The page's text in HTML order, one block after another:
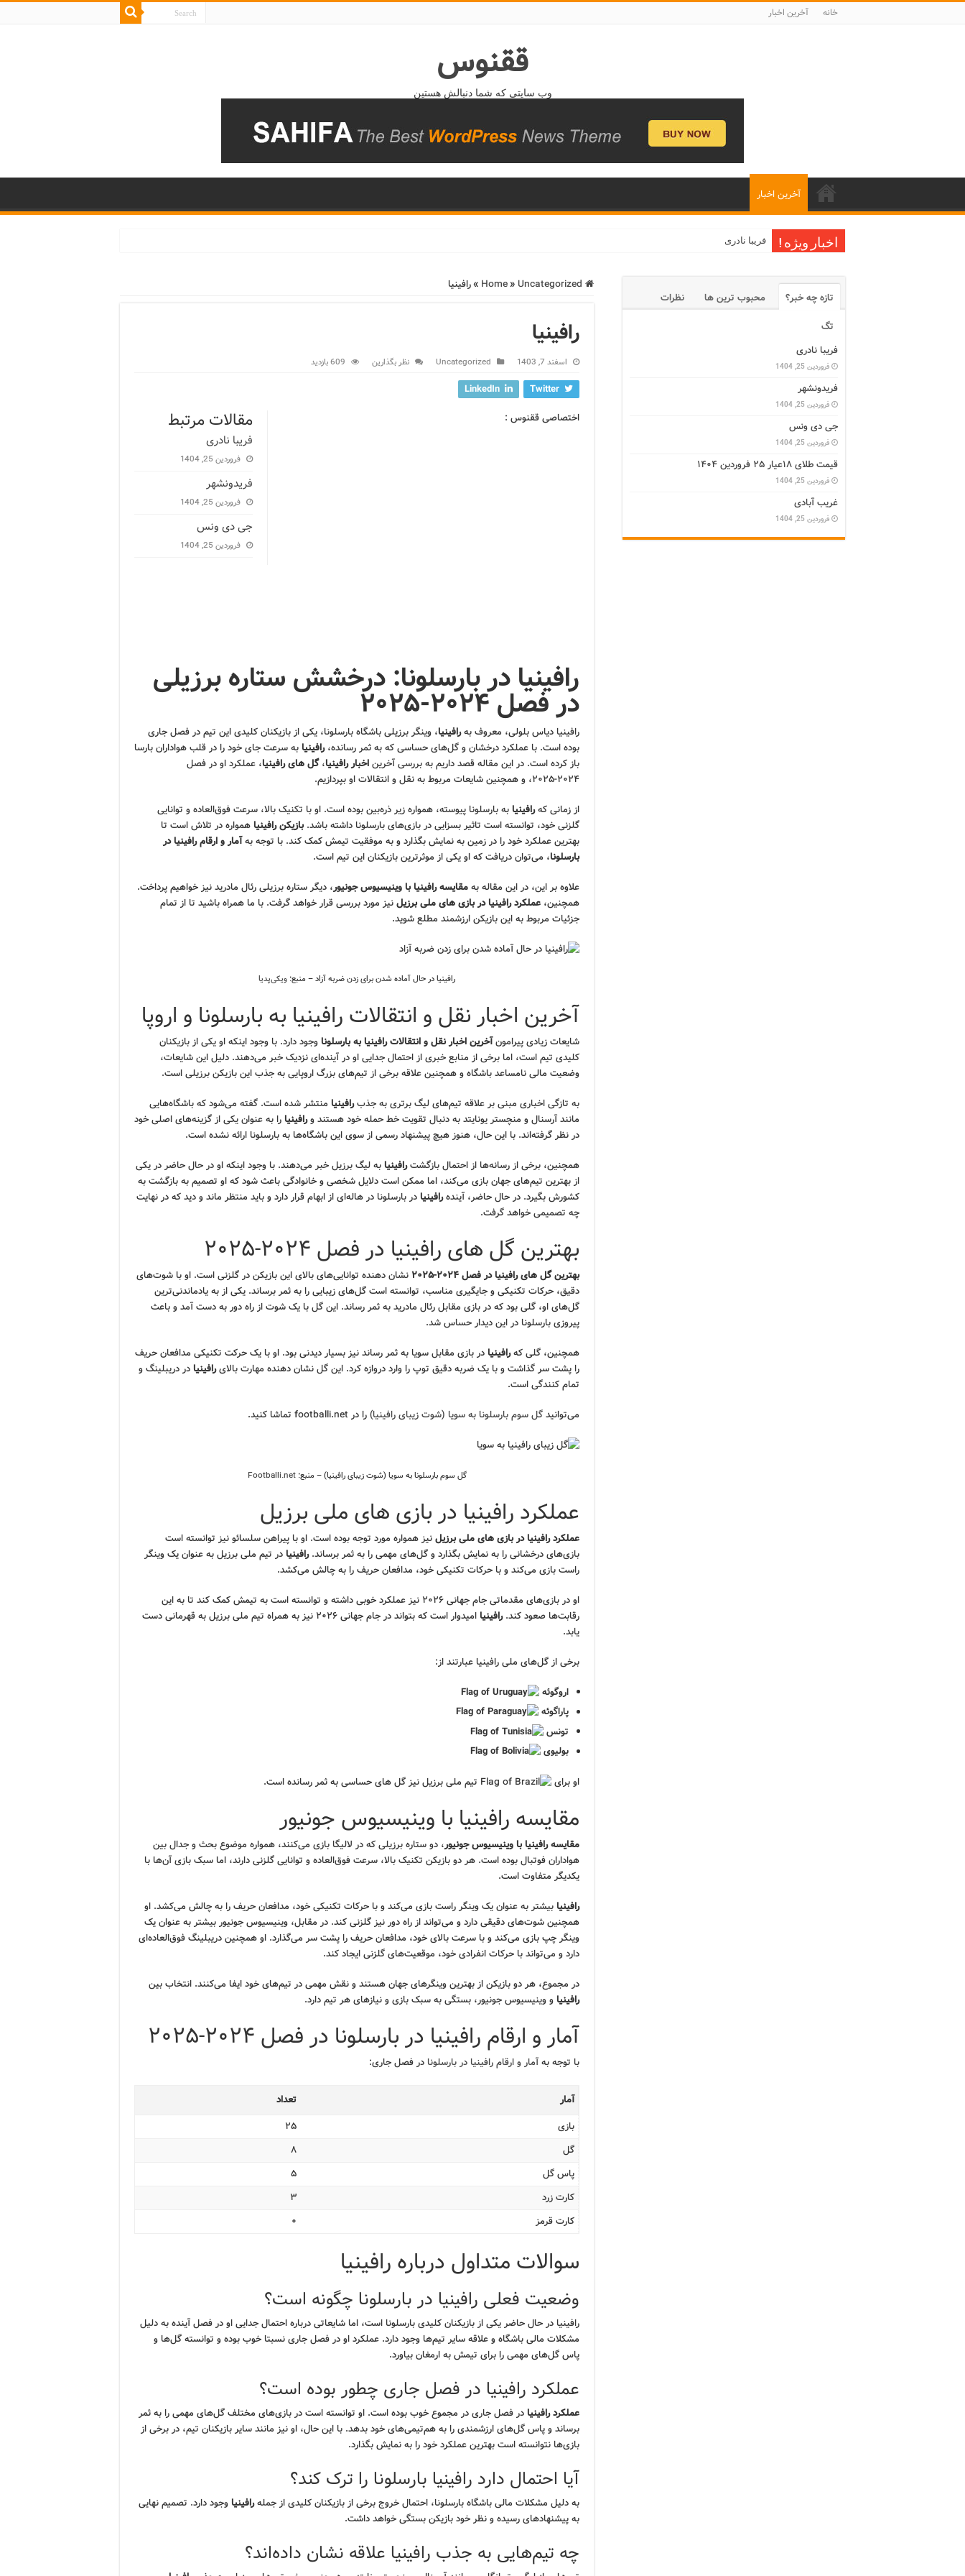
خانه آخرین اخبار
ققنوس
وب سایتی که شما دنبالش هستین
آخرین اخبار
اخبار ویژه ! فریبا نادری
» Uncategorized
»رافینیا
رافینیا
اسفند 7, 1403 Uncategorized نظر بگذارین 609 بازدید
Twitter
LinkedIn
مقالات مرتبط
فریبا نادری
فروردین 25, 1404
فریدونشهر
فروردین 25, 1404
جی دی ونس
فروردین 25, 1404
اختصاصی ققنوس :
رافینیا در بارسلونا: درخشش ستاره برزیلی
در فصل ۲۰۲۴-۲۰۲۵
رافینیا دیاس بلولی، معروف بهرافینیا، وینگر برزیلی باشگاه بارسلونا، یکی از بازیکنان کلیدی این تیم در فصل جاری
بوده است. با عملکرد درخشان و گل‌های حساسی که به ثمر رسانده،رافینیا به سرعت جای خود را در قلب هواداران بارسا
باز کرده است. در این مقاله قصد داریم به بررسی آخریناخبار رافینیا،گل های رافینیا، عملکرد او در فصل
۲۰۲۴-۲۰۲۵، و همچنین شایعات مربوط به نقل و انتقالات او بپردازیم.
از زمانی کهرافینیا به بارسلونا پیوسته، همواره زیر ذره‌بین بوده است. او با تکنیک بالا، سرعت فوق‌العاده و توانایی
گلزنی خود، توانسته است تاثیر بسزایی در بازی‌های بارسلونا داشته باشد. بازیکن رافینیا همواره در تلاش است تا
بهترین عملکرد خود را در زمین به نمایش بگذارد و به موفقیت تیمش کمک کند. با توجه بهآمار و ارقام رافینیا در
بارسلونا، می‌توان دریافت که او یکی از موثرترین بازیکنان این تیم است.
علاوه بر این، در این مقاله بهمقایسه رافینیا با وینیسیوس جونیور، دیگر ستاره برزیلی رئال مادرید نیز خواهیم پرداخت.
همچنین، عملکرد رافینیا در بازی های ملی برزیلنیز مورد بررسی قرار خواهد گرفت. با ما همراه باشید تا از تمام
جزئیات مربوط به این بازیکن ارزشمند مطلع شوید.
رافینیا در حال آماده شدن برای زدن ضربه آزاد – منبع: ویکی‌پدیا
آخرین اخبار نقل و انتقالات رافینیا به بارسلونا و اروپا
شایعات زیادی پیرامونآخرین اخبار نقل و انتقالات رافینیا به بارسلونا وجود دارد. با وجود اینکه او یکی از بازیکنان
کلیدی تیم است، اما برخی از منابع خبری از احتمال جدایی او در آینده‌ای نزدیک خبر می‌دهند. دلیل این شایعات،
وضعیت مالی نامساعد باشگاه و همچنین علاقه برخی از تیم‌های بزرگ اروپایی به جذب این بازیکن برزیلی است.
به تازگی اخباری مبنی بر علاقه تیم‌های لیگ برتری به جذبرافینیا منتشر شده است. گفته می‌شود که باشگاه‌هایی
مانند آرسنال و منچستر یونایتد به دنبال تقویت خط حمله خود هستند ورافینیا را به عنوان یکی از گزینه‌های اصلی خود
در نظر گرفته‌اند. با این حال، هنوز هیچ پیشنهاد رسمی از سوی این باشگاه‌ها به بارسلونا ارائه نشده است.
همچنین، برخی از رسانه‌ها از احتمال بازگشترافینیا به لیگ برزیل خبر می‌دهند. با وجود اینکه او در حال حاضر در یکی
از بهترین تیم‌های جهان بازی می‌کند، اما ممکن است دلایل شخصی و خانوادگی باعث شود که او تصمیم به بازگشت به
کشورش بگیرد. در حال حاضر، آیندهرافینیا در بارسلونا در هاله‌ای از ابهام قرار دارد و باید منتظر ماند و دید که در نهایت
چه تصمیمی خواهد گرفت.
بهترین گل های رافینیا در فصل ۲۰۲۴-۲۰۲۵
بهترین گل های رافینیا در فصل ۲۰۲۴-۲۰۲۵
نشان دهنده توانایی‌های بالای این بازیکن در گلزنی است. او با شوت‌های
دقیق، حرکات تکنیکی و جایگیری مناسب، توانسته است گل‌های زیبایی را به ثمر برساند. یکی از به یادماندنی‌ترین
گل‌های او، گلی بود که در بازی مقابل رئال مادرید به ثمر رساند. این گل با یک شوت از راه دور به دست آمد و باعث
پیروزی بارسلونا در این دیدار حساس شد.
همچنین، گلی کهرافینیا در بازی مقابل سویا به ثمر رساند نیز بسیار دیدنی بود. او با یک حرکت تکنیکی مدافعان حریف
را پشت سر گذاشت و با یک ضربه دقیق توپ را وارد دروازه کرد. این گل نشان دهنده مهارت بالایرافینیا در دریبلینگ و
تمام کنندگی است.
می‌توانیدگل سوم بارسلونا به سویا (شوت زیبای رافینیا)را در footballi.net تماشا کنید.
گل سوم بارسلونا به سویا (شوت زیبای رافینیا) – منبع:Footballi.net
عملکرد رافینیا در بازی های ملی برزیل
عملکرد رافینیا در بازی های ملی برزیلنیز همواره مورد توجه بوده است. او با پیراهن سلسائو نیز توانسته است
بازی‌های درخشانی را به نمایش بگذارد و گل‌های مهمی را به ثمر برساند.رافینیا در تیم ملی برزیل به عنوان یک وینگر
راست بازی می‌کند و با حرکات تکنیکی خود، مدافعان حریف را به چالش می‌کشد.
او در بازی‌های مقدماتی جام جهانی ۲۰۲۶ نیز عملکرد خوبی داشته و توانسته است به تیمش کمک کند تا به این
رقابت‌ها صعود کند.رافینیا
امیدوار است که بتواند در جام جهانی ۲۰۲۶ نیز به همراه تیم ملی برزیل به قهرمانی دست
یابد.
برخی از گل‌های ملی رافینیا عبارتند از:
اروگوئه
پاراگوئه
تونس
بولیوی
او برای تیم ملی برزیل نیز گل های حساسی به ثمر رسانده است.
مقایسه رافینیا با وینیسیوس جونیور
مقایسه رافینیا با وینیسیوس جونیور، دو ستاره برزیلی که در لالیگا بازی می‌کنند، همواره موضوع بحث و جدال بین
هواداران فوتبال بوده است. هر دو بازیکن تکنیک بالا، سرعت فوق‌العاده و توانایی گلزنی دارند، اما سبک بازی آن‌ها با
یکدیگر متفاوت است.
رافینیا بیشتر به عنوان یک وینگر راست بازی می‌کند و با حرکات تکنیکی خود، مدافعان حریف را به چالش می‌کشد. او
همچنین شوت‌های دقیقی دارد و می‌تواند از راه دور نیز گلزنی کند. در مقابل، وینیسیوس جونیور بیشتر به عنوان یک
وینگر چپ بازی می‌کند و با سرعت بالای خود، مدافعان حریف را پشت سر می‌گذارد. او همچنین دریبلینگ فوق‌العاده‌ای
دارد و می‌تواند با حرکات انفرادی خود، موقعیت‌های گلزنی ایجاد کند.
در مجموع، هر دو بازیکن از بهترین وینگرهای جهان هستند و نقش مهمی در تیم‌های خود ایفا می‌کنند. انتخاب بین
رافینیا و وینیسیوس جونیور، بستگی به سبک بازی و نیازهای هر تیم دارد.
آمار و ارقام رافینیا در بارسلونا در فصل ۲۰۲۴-۲۰۲۵
با توجه بهآمار و ارقام رافینیا در بارسلونا در فصل جاری:
آمار
تعداد
بازی
۲۵
گل
۸
پاس گل
۵
کارت زرد
۳
کارت قرمز
۰
سوالات متداول درباره رافینیا
وضعیت فعلی رافینیا در بارسلونا چگونه است؟
رافینیا در حال حاضر یکی از بازیکنان کلیدی بارسلونا است، اما شایعاتی درباره احتمال جدایی او در فصل آینده به دلیل
مشکلات مالی باشگاه و علاقه سایر تیم‌ها وجود دارد. عملکرد او در فصل جاری نسبتا خوب بوده و توانسته گل‌ها و
پاس گل‌های مهمی را برای تیمش به ارمغان بیاورد.
عملکرد رافینیا در فصل جاری چطور بوده است؟
عملکرد رافینیا در فصل جاری در مجموع خوب بوده است. او توانسته است در بازی‌های مختلف گل‌های مهمی را به ثمر
برساند و پاس گل‌های ارزشمندی را به هم‌تیمی‌های خود بدهد. با این حال، او نیز مانند سایر بازیکنان تیم، در برخی از
بازی‌ها نتوانسته است بهترین عملکرد خود را به نمایش بگذارد.
آیا احتمال دارد رافینیا بارسلونا را ترک کند؟
به دلیل مشکلات مالی باشگاه بارسلونا، احتمال خروج برخی از بازیکنان کلیدی از جملهرافینیا وجود دارد. تصمیم نهایی
به پیشنهادهای رسیده و نظر خود بازیکن بستگی خواهد داشت.
چه تیم‌هایی به جذب رافینیا علاقه نشان داده‌اند؟
تازه چه خبر؟ محبوب ترین ها
نظرات
تگ
فریبا نادری
فروردین 25, 1404
فریدونشهر
فروردین 25, 1404
جی دی ونس
فروردین 25, 1404
قیمت طلای ۱۸عیار ۲۵ فروردین ۱۴۰۴
فروردین 25, 1404
غریب آبادی
فروردین 25, 1404